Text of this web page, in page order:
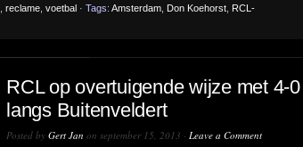
reclame voetbal · Tags: Amsterdam Don Koehorst RCL-
RCL op overtuigende wijze met 4-0
langs Buitenveldert
Posted by Gert Jan on september 15, 2013 · Leave a Comment